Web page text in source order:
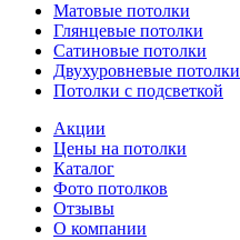
Матовые потолки
Глянцевые потолки
Сатиновые потолки
Двухуровневые потолки
Потолки с подсветкой
Акции
Цены на потолки
Каталог
Фото потолков
Отзывы
О компании